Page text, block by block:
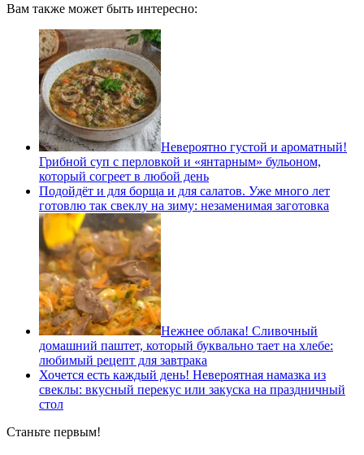
Вам также может быть интересно:
Невероятно густой и ароматный!
Грибной суп с перловкой и «янтарным» бульоном,
который согреет в любой день
Подойдёт и для борща и для салатов. Уже много лет
готовлю так свеклу на зиму: незаменимая заготовка
Нежнее облака! Сливочный
домашний паштет, который буквально тает на хлебе:
любимый рецепт для завтрака
Хочется есть каждый день! Невероятная намазка из
свеклы: вкусный перекус или закуска на праздничный
стол
Станьте первым!